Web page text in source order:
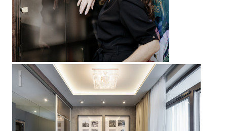
Реализованный проект уютной квартиры-студии 34 м2.